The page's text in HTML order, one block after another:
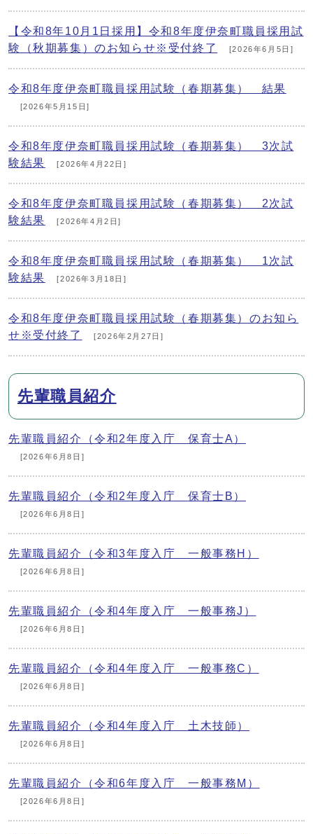
【令和8年10月1日採用】令和8年度伊奈町職員採用試
験（秋期募集）のお知らせ※受付終了
[2026年6月5日]
令和8年度伊奈町職員採用試験（春期募集） 結果
[2026年5月15日]
令和8年度伊奈町職員採用試験（春期募集） 3次試
験結果
[2026年4月22日]
令和8年度伊奈町職員採用試験（春期募集） 2次試
験結果
[2026年4月2日]
令和8年度伊奈町職員採用試験（春期募集） 1次試
験結果
[2026年3月18日]
令和8年度伊奈町職員採用試験（春期募集）のお知ら
せ※受付終了
[2026年2月27日]
先輩職員紹介
先輩職員紹介（令和2年度入庁 保育士A）
[2026年6月8日]
先輩職員紹介（令和2年度入庁 保育士B）
[2026年6月8日]
先輩職員紹介（令和3年度入庁 一般事務H）
[2026年6月8日]
先輩職員紹介（令和4年度入庁 一般事務J）
[2026年6月8日]
先輩職員紹介（令和4年度入庁 一般事務C）
[2026年6月8日]
先輩職員紹介（令和4年度入庁 土木技師）
[2026年6月8日]
先輩職員紹介（令和6年度入庁 一般事務M）
[2026年6月8日]